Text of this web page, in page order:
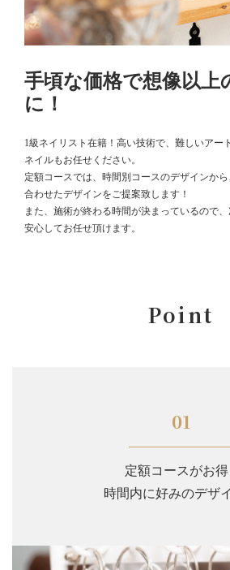
手頃な価格で想像以上
に！
1級ネイリスト在籍！高い技術で、難しいアー
ネイルもお任せください。
定額コースでは、時間別コースのデザインか
合わせたデザインをご提案致します！
また、施術が終わる時間が決まっているので
安心してお任せ頂けます。
Point
01
定額コースがお得
時間内に好みのデザ